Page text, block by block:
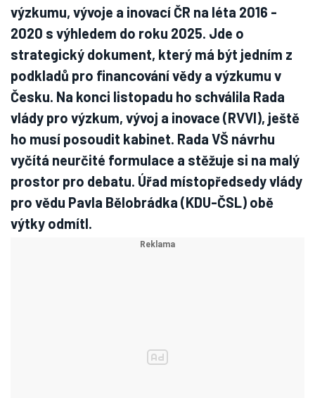
výzkumu, vývoje a inovací ČR na léta 2016 -
2020 s výhledem do roku 2025. Jde o
strategický dokument, který má být jedním z
podkladů pro financování vědy a výzkumu v
Česku. Na konci listopadu ho schválila Rada
vlády pro výzkum, vývoj a inovace (RVVI), ještě
ho musí posoudit kabinet. Rada VŠ návrhu
vyčítá neurčité formulace a stěžuje si na malý
prostor pro debatu. Úřad místopředsedy vlády
pro vědu Pavla Bělobrádka (KDU-ČSL) obě
výtky odmítl.